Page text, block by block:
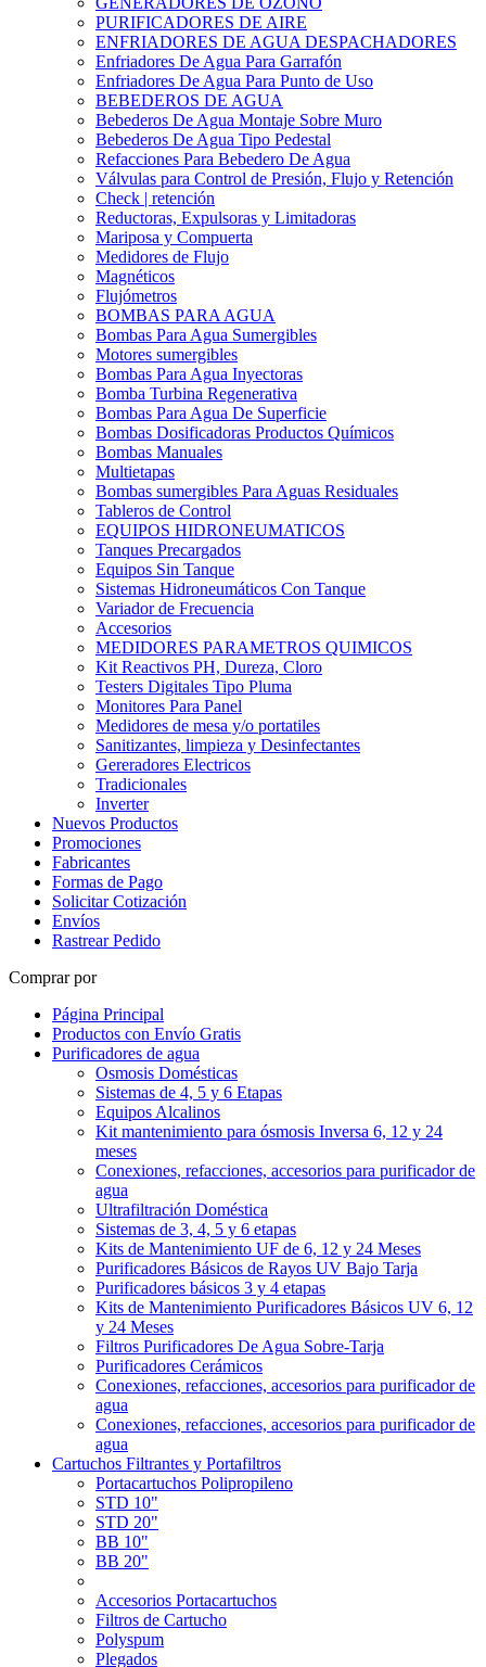
PURIFICADORES DE AIRE
ENFRIADORES DE AGUA DESPACHADORES
Enfriadores De Agua Para Garrafón
Enfriadores De Agua Para Punto de Uso
BEBEDEROS DE AGUA
Bebederos De Agua Montaje Sobre Muro
Bebederos De Agua Tipo Pedestal
Refacciones Para Bebedero De Agua
Válvulas para Control de Presión, Flujo y Retención
Check | retención
Reductoras, Expulsoras y Limitadoras
Mariposa y Compuerta
Medidores de Flujo
Magnéticos
Flujómetros
BOMBAS PARA AGUA
Bombas Para Agua Sumergibles
Motores sumergibles
Bombas Para Agua Inyectoras
Bomba Turbina Regenerativa
Bombas Para Agua De Superficie
Bombas Dosificadoras Productos Químicos
Bombas Manuales
Multietapas
Bombas sumergibles Para Aguas Residuales
Tableros de Control
EQUIPOS HIDRONEUMATICOS
Tanques Precargados
Equipos Sin Tanque
Sistemas Hidroneumáticos Con Tanque
Variador de Frecuencia
Accesorios
MEDIDORES PARAMETROS QUIMICOS
Kit Reactivos PH, Dureza, Cloro
Testers Digitales Tipo Pluma
Monitores Para Panel
Medidores de mesa y/o portatiles
Sanitizantes, limpieza y Desinfectantes
Gereradores Electricos
Tradicionales
Inverter
Nuevos Productos
Promociones
Fabricantes
Formas de Pago
Solicitar Cotización
Envíos
Rastrear Pedido
Comprar por
Página Principal
Productos con Envío Gratis
Purificadores de agua
Osmosis Domésticas
Sistemas de 4, 5 y 6 Etapas
Equipos Alcalinos
Kit mantenimiento para ósmosis Inversa 6, 12 y 24
meses
Conexiones, refacciones, accesorios para purificador de
agua
Ultrafiltración Doméstica
Sistemas de 3, 4, 5 y 6 etapas
Kits de Mantenimiento UF de 6, 12 y 24 Meses
Purificadores Básicos de Rayos UV Bajo Tarja
Purificadores básicos 3 y 4 etapas
Kits de Mantenimiento Purificadores Básicos UV 6, 12
y 24 Meses
Filtros Purificadores De Agua Sobre-Tarja
Purificadores Cerámicos
Conexiones, refacciones, accesorios para purificador de
agua
Conexiones, refacciones, accesorios para purificador de
agua
Cartuchos Filtrantes y Portafiltros
Portacartuchos Polipropileno
STD 10"
STD 20"
BB 10"
BB 20"
Accesorios Portacartuchos
Filtros de Cartucho
Polyspum
Plegados